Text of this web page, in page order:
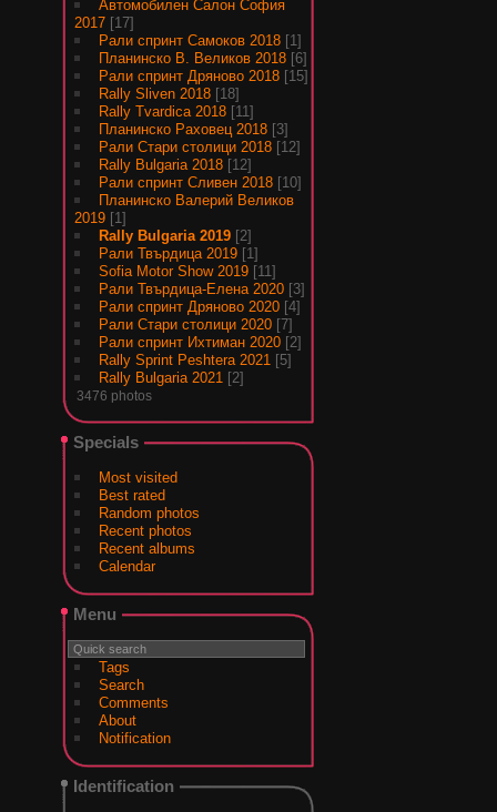
Автомобилен Салон София
2017 [17]
Рали спринт Самоков 2018 [1]
Планинско В. Великов 2018 [6]
Рали спринт Дряново 2018 [15]
Rally Sliven 2018 [18]
Rally Tvardica 2018 [11]
Планинско Раховец 2018 [3]
Рали Стари столици 2018 [12]
Rally Bulgaria 2018 [12]
Рали спринт Сливен 2018 [10]
Планинско Валерий Великов
2019 [1]
Rally Bulgaria 2019 [2]
Рали Твърдица 2019 [1]
Sofia Motor Show 2019 [11]
Рали Твърдица-Елена 2020 [3]
Рали спринт Дряново 2020 [4]
Рали Стари столици 2020 [7]
Рали спринт Ихтиман 2020 [2]
Rally Sprint Peshtera 2021 [5]
Rally Bulgaria 2021 [2]
3476 photos
Specials
Most visited
Best rated
Random photos
Recent photos
Recent albums
Calendar
Menu
Tags
Search
Comments
About
Notification
Identification